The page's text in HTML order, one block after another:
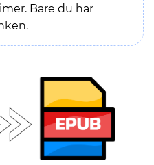
Bare du har